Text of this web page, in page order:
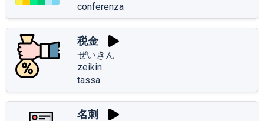
conferenza
税金
ぜいきん
zeikin
tassa
名刺